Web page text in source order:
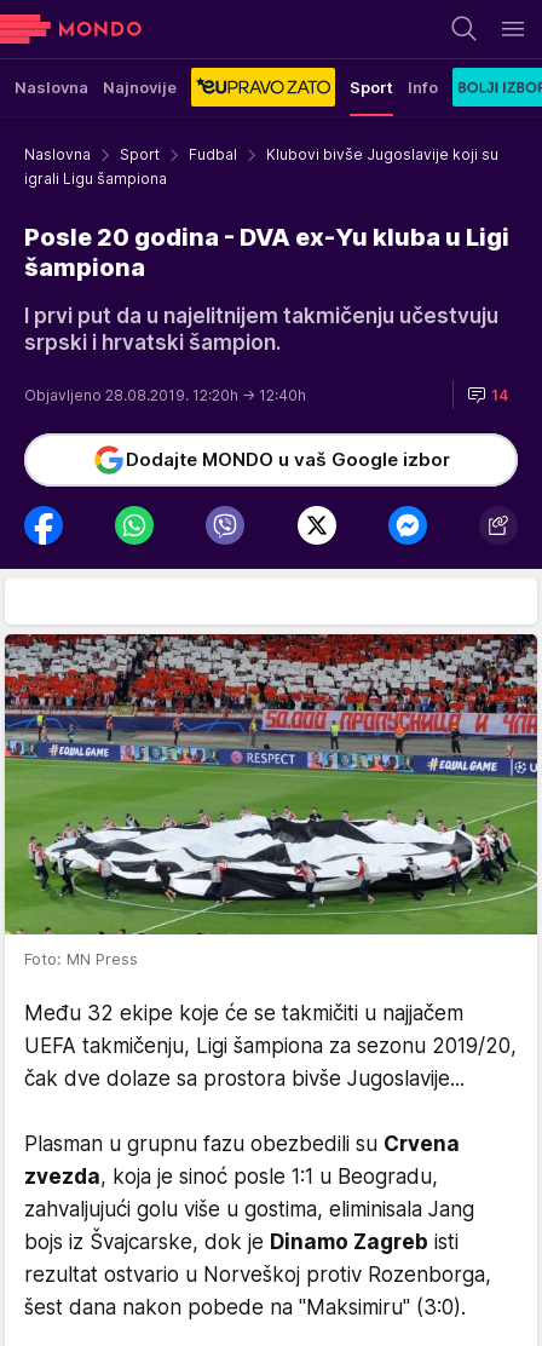
Naslovna Najnovije Sport Info
Naslovna Sport Fudbal
Klubovi bivše Jugoslavije koji su
igrali Ligu šampiona
Posle 20 godina - DVA ex-Yu kluba u Ligi
šampiona
I prvi put da u najelitnijem takmičenju učestvuju
srpski i hrvatski šampion.
Objavljeno 28.08.2019. 12:20h → 12:40h 14
Dodajte MONDO u vaš Google izbor
Foto: MN Press
Među 32 ekipe koje će se takmičiti u najjačem
UEFA takmičenju, Ligi šampiona za sezonu 2019/20,
čak dve dolaze sa prostora bivše Jugoslavije...
Plasman u grupnu fazu obezbedili su Crvena
zvezda, koja je sinoć posle 1:1 u Beogradu,
zahvaljujući golu više u gostima, eliminisala Jang
bojs iz Švajcarske, dok je Dinamo Zagreb isti
rezultat ostvario u Norveškoj protiv Rozenborga,
šest dana nakon pobede na "Maksimiru" (3:0).